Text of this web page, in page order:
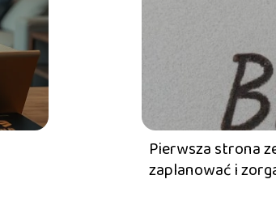
Pierwsza strona
zaplanować i